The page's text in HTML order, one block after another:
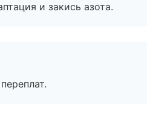
и закись азота.